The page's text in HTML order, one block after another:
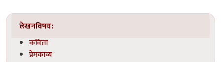
लेखनविषय:
कविता
प्रेमकाव्य